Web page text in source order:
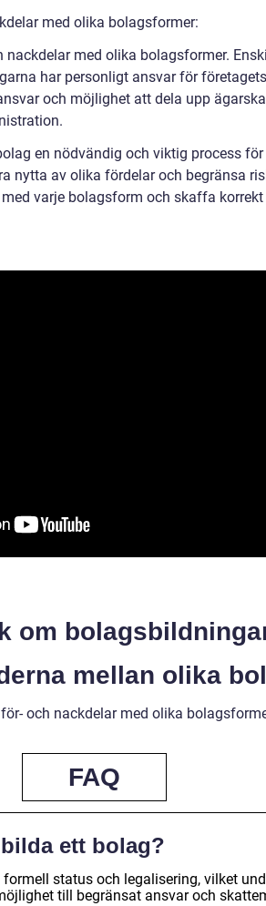
med olika bolagsformer:
nackdelar med olika bolagsformer.
har personligt ansvar för
och möjlighet att dela upp
en nödvändig och viktig process
nytta av olika fördelar och begränsa
varje bolagsform och skaffa
om
mellan olika
och nackdelar med olika
FAQ
ett bolag?
status och legalisering, vilket
till begränsat ansvar och